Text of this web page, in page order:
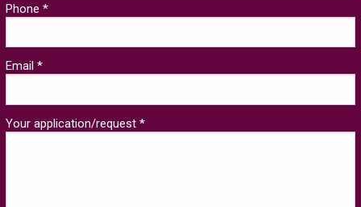
Phone *
Email *
Your application/request *